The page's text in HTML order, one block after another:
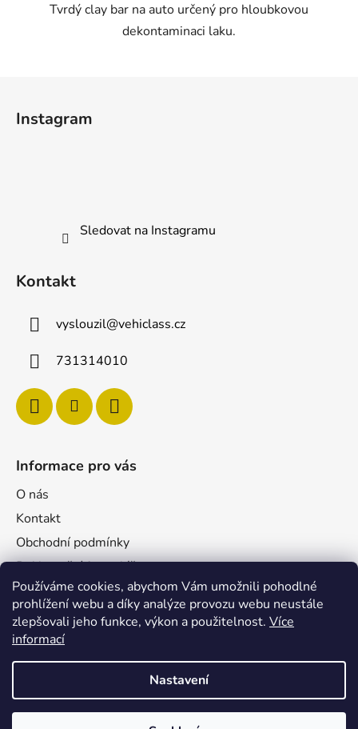
Používáme cookies, abychom Vám umožnili pohodlné
prohlížení webu a díky analýze provozu webu neustále
zlepšovali jeho funkce, výkon a použitelnost. Více
informací
Nastavení
hvězdiček.
Tvrdý clay bar na auto určený pro hloubkovou
dekontaminaci laku.
Instagram
Sledovat na Instagramu
Kontakt
vyslouzil@vehiclass.cz
731314010
Informace pro vás
O nás
Kontakt
Obchodní podmínky
Reklamační formulář
Podmínky ochrany osobních údajů
Velkoobchod
Pro firmy